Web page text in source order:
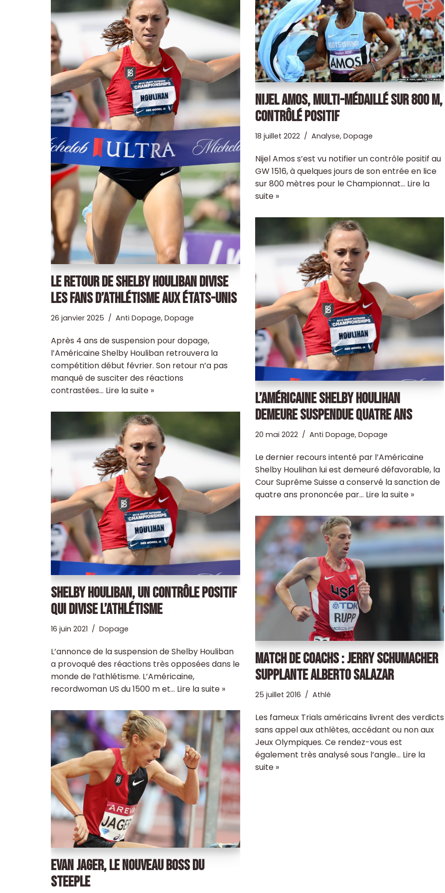
LE RETOUR DE SHELBY HOULIBAN DIVISE
LES FANS D’ATHLÉTISME AUX ÉTATS-UNIS
26 janvier 2025 Anti Dopage, Dopage
Après 4 ans de suspension pour dopage,
l’Américaine Shelby Houliban retrouvera la
compétition début février. Son retour n’a pas
manqué de susciter des réactions
contrastées… Lire la suite »
NIJEL AMOS, MULTI-MÉDAILLÉ SUR 800 M,
CONTRÔLÉ POSITIF
18 juillet 2022 Analyse, Dopage
Nijel Amos s’est vu notifier un contrôle positif au
GW 1516, à quelques jours de son entrée en lice
sur 800 mètres pour le Championnat… Lire la
suite »
L’AMÉRICAINE SHELBY HOULIHAN
DEMEURE SUSPENDUE QUATRE ANS
20 mai 2022 Anti Dopage, Dopage
Le dernier recours intenté par l’Américaine
Shelby Houlihan lui est demeuré défavorable, la
Cour Suprême Suisse a conservé la sanction de
quatre ans prononcée par… Lire la suite »
SHELBY HOULIBAN, UN CONTRÔLE POSITIF
QUI DIVISE L’ATHLÉTISME
16 juin 2021 Dopage
L’annonce de la suspension de Shelby Houliban
a provoqué des réactions très opposées dans le
monde de l’athlétisme. L’Américaine,
recordwoman US du 1500 m et… Lire la suite »
MATCH DE COACHS : JERRY SCHUMACHER
SUPPLANTE ALBERTO SALAZAR
25 juillet 2016 Athlé
Les fameux Trials américains livrent des verdicts
sans appel aux athlètes, accédant ou non aux
Jeux Olympiques. Ce rendez-vous est
également très analysé sous l’angle… Lire la
suite »
EVAN JAGER, LE NOUVEAU BOSS DU
STEEPLE